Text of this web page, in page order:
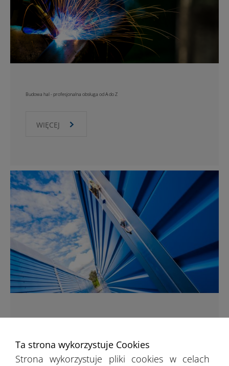
Budowa hal - profesjonalna obsługa od A do Z
WIĘCEJ
WIĘCEJ
Ta strona wykorzystuje Cookies
Strona wykorzystuje pliki cookies w celach